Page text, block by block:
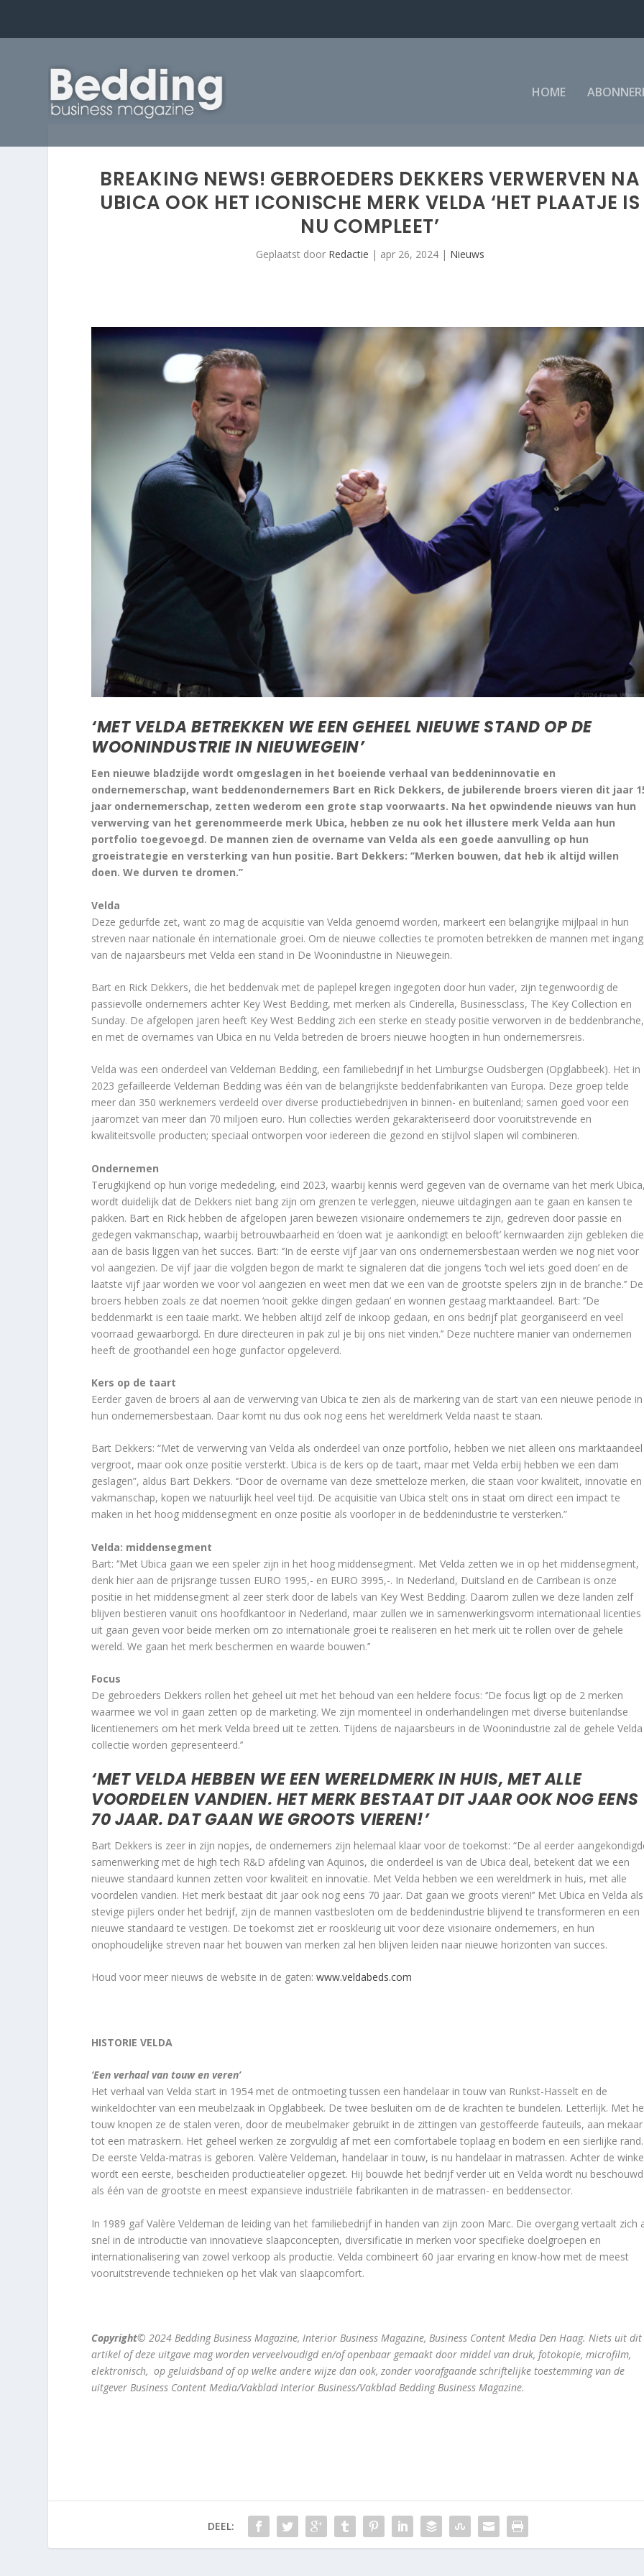
HOME
BREAKING NEWS! GEBROEDERS DEKKERS VERWERVEN NA
UBICA OOK HET ICONISCHE MERK VELDA ‘HET PLAATJE IS
NU COMPLEET’
Geplaatst door Redactie | apr 26, 2024| Nieuws
‘MET VELDA BETREKKEN WE EEN GEHEEL NIEUWE STAND OP DE
WOONINDUSTRIE IN NIEUWEGEIN’
Een nieuwe bladzijde wordt omgeslagen in het boeiende verhaal van beddeninnovatie en
ondernemerschap, want beddenondernemers Bart en Rick Dekkers, de jubilerende broers vieren dit jaar
jaar ondernemerschap, zetten wederom een grote stap voorwaarts. Na het opwindende nieuws van hun
verwerving van het gerenommeerde merk Ubica, hebben ze nu ook het illustere merk Velda aan hun
portfolio toegevoegd. De mannen zien de overname van Velda als een goede aanvulling op hun
groeistrategie en versterking van hun positie. Bart Dekkers: ‘’Merken bouwen, dat heb ik altijd willen
doen. We durven te dromen.’’
Velda
Deze gedurfde zet, want zo mag de acquisitie van Velda genoemd worden, markeert een belangrijke mijlpaal in hun
streven naar nationale én internationale groei. Om de nieuwe collecties te promoten betrekken de mannen met ingang
van de najaarsbeurs met Velda een stand in De Woonindustrie in Nieuwegein.
Bart en Rick Dekkers, die het beddenvak met de paplepel kregen ingegoten door hun vader, zijn tegenwoordig de
passievolle ondernemers achter Key West Bedding, met merken als Cinderella, Businessclass, The Key Collection en
Sunday. De afgelopen jaren heeft Key West Bedding zich een sterke en steady positie verworven in de beddenbranche,
en met de overnames van Ubica en nu Velda betreden de broers nieuwe hoogten in hun ondernemersreis.
Velda was een onderdeel van Veldeman Bedding, een familiebedrijf in het Limburgse Oudsbergen (Opglabbeek). Het in
2023 gefailleerde Veldeman Bedding was één van de belangrijkste beddenfabrikanten van Europa. Deze groep telde
meer dan 350 werknemers verdeeld over diverse productiebedrijven in binnen- en buitenland; samen goed voor een
jaaromzet van meer dan 70 miljoen euro. Hun collecties werden gekarakteriseerd door vooruitstrevende en
kwaliteitsvolle producten; speciaal ontworpen voor iedereen die gezond en stijlvol slapen wil combineren.
Ondernemen
Terugkijkend op hun vorige mededeling, eind 2023, waarbij kennis werd gegeven van de overname van het merk
wordt duidelijk dat de Dekkers niet bang zijn om grenzen te verleggen, nieuwe uitdagingen aan te gaan en kansen te
pakken. Bart en Rick hebben de afgelopen jaren bewezen visionaire ondernemers te zijn, gedreven door passie en
gedegen vakmanschap, waarbij betrouwbaarheid en ‘doen wat je aankondigt en belooft’ kernwaarden zijn gebleken die
aan de basis liggen van het succes. Bart: ‘’In de eerste vijf jaar van ons ondernemersbestaan werden we nog niet voor
vol aangezien. De vijf jaar die volgden begon de markt te signaleren dat die jongens ‘toch wel iets goed doen’ en de
laatste vijf jaar worden we voor vol aangezien en weet men dat we een van de grootste spelers zijn in de branche.’’ De
broers hebben zoals ze dat noemen ‘nooit gekke dingen gedaan’ en wonnen gestaag marktaandeel. Bart: ‘’De
beddenmarkt is een taaie markt. We hebben altijd zelf de inkoop gedaan, en ons bedrijf plat georganiseerd en veel
voorraad gewaarborgd. En dure directeuren in pak zul je bij ons niet vinden.’’ Deze nuchtere manier van ondernemen
heeft de groothandel een hoge gunfactor opgeleverd.
Kers op de taart
Eerder gaven de broers al aan de verwerving van Ubica te zien als de markering van de start van een nieuwe periode in
hun ondernemersbestaan. Daar komt nu dus ook nog eens het wereldmerk Velda naast te staan.
Bart Dekkers: “Met de verwerving van Velda als onderdeel van onze portfolio, hebben we niet alleen ons marktaandeel
vergroot, maar ook onze positie versterkt. Ubica is de kers op de taart, maar met Velda erbij hebben we een dam
geslagen”, aldus Bart Dekkers. ‘’Door de overname van deze smetteloze merken, die staan voor kwaliteit, innovatie en
vakmanschap, kopen we natuurlijk heel veel tijd. De acquisitie van Ubica stelt ons in staat om direct een impact te
maken in het hoog middensegment en onze positie als voorloper in de beddenindustrie te versterken.”
Velda: middensegment
Bart: ‘’Met Ubica gaan we een speler zijn in het hoog middensegment. Met Velda zetten we in op het middensegment,
denk hier aan de prijsrange tussen EURO 1995,- en EURO 3995,-. In Nederland, Duitsland en de Carribean is onze
positie in het middensegment al zeer sterk door de labels van Key West Bedding. Daarom zullen we deze landen zelf
blijven bestieren vanuit ons hoofdkantoor in Nederland, maar zullen we in samenwerkingsvorm internationaal licenties
uit gaan geven voor beide merken om zo internationale groei te realiseren en het merk uit te rollen over de gehele
wereld. We gaan het merk beschermen en waarde bouwen.’’
Focus
De gebroeders Dekkers rollen het geheel uit met het behoud van een heldere focus: ‘’De focus ligt op de 2 merken
waarmee we vol in gaan zetten op de marketing. We zijn momenteel in onderhandelingen met diverse buitenlandse
licentienemers om het merk Velda breed uit te zetten. Tijdens de najaarsbeurs in de Woonindustrie zal de gehele Velda
collectie worden gepresenteerd.’’
‘MET VELDA HEBBEN WE EEN WERELDMERK IN HUIS, MET ALLE
VOORDELEN VANDIEN. HET MERK BESTAAT DIT JAAR OOK NOG EENS
70 JAAR. DAT GAAN WE GROOTS VIEREN!’
Bart Dekkers is zeer in zijn nopjes, de ondernemers zijn helemaal klaar voor de toekomst: “De al eerder
samenwerking met de high tech R&D afdeling van Aquinos, die onderdeel is van de Ubica deal, betekent dat we een
nieuwe standaard kunnen zetten voor kwaliteit en innovatie. Met Velda hebben we een wereldmerk in huis, met alle
voordelen vandien. Het merk bestaat dit jaar ook nog eens 70 jaar. Dat gaan we groots vieren!’’ Met Ubica en Velda als
stevige pijlers onder het bedrijf, zijn de mannen vastbesloten om de beddenindustrie blijvend te transformeren en een
nieuwe standaard te vestigen. De toekomst ziet er rooskleurig uit voor deze visionaire ondernemers, en hun
onophoudelijke streven naar het bouwen van merken zal hen blijven leiden naar nieuwe horizonten van succes.
Houd voor meer nieuws de website in de gaten:www.veldabeds.com
HISTORIE VELDA
‘Een verhaal van touw en veren’
Het verhaal van Velda start in 1954 met de ontmoeting tussen een handelaar in touw van Runkst-Hasselt en de
winkeldochter van een meubelzaak in Opglabbeek. De twee besluiten om de de krachten te bundelen. Letterlijk. Met
touw knopen ze de stalen veren, door de meubelmaker gebruikt in de zittingen van gestoffeerde fauteuils, aan mekaar
tot een matraskern. Het geheel werken ze zorgvuldig af met een comfortabele toplaag en bodem en een sierlijke rand.
De eerste Velda-matras is geboren. Valère Veldeman, handelaar in touw, is nu handelaar in matrassen. Achter de
wordt een eerste, bescheiden productieatelier opgezet. Hij bouwde het bedrijf verder uit en Velda wordt nu beschouwd
als één van de grootste en meest expansieve industriële fabrikanten in de matrassen- en beddensector.
In 1989 gaf Valère Veldeman de leiding van het familiebedrijf in handen van zijn zoon Marc. Die overgang vertaalt zich
snel in de introductie van innovatieve slaapconcepten, diversificatie in merken voor specifieke doelgroepen en
internationalisering van zowel verkoop als productie. Velda combineert 60 jaar ervaring en know-how met de meest
vooruitstrevende technieken op het vlak van slaapcomfort.
Copyright© 2024 Bedding Business Magazine, Interior Business Magazine, Business Content Media Den Haag. Niets uit dit
artikel of deze uitgave mag worden verveelvoudigd en/of openbaar gemaakt door middel van druk, fotokopie, microfilm,
elektronisch, op geluidsband of op welke andere wijze dan ook, zonder voorafgaande schriftelijke toestemming van de
uitgever Business Content Media/Vakblad Interior Business/Vakblad Bedding Business Magazine.
DEEL: